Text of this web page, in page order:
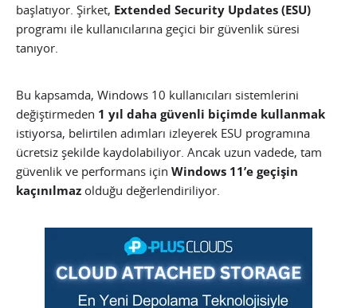
başlatıyor. Şirket, Extended Security Updates (ESU)
programı ile kullanıcılarına geçici bir güvenlik süresi
tanıyor.
Bu kapsamda, Windows 10 kullanıcıları sistemlerini
değiştirmeden 1 yıl daha güvenli biçimde kullanmak
istiyorsa, belirtilen adımları izleyerek ESU programına
ücretsiz şekilde kaydolabiliyor. Ancak uzun vadede, tam
güvenlik ve performans için Windows 11’e geçişin
kaçınılmaz olduğu değerlendiriliyor.